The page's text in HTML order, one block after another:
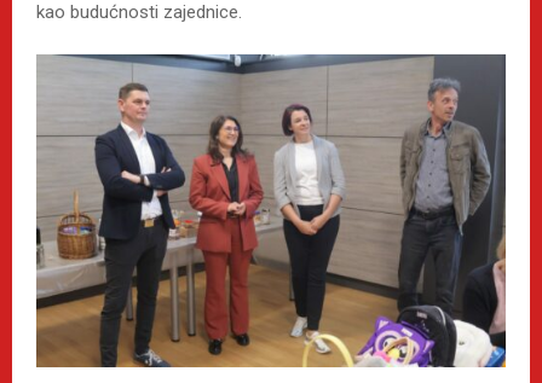
kao budućnosti zajednice.